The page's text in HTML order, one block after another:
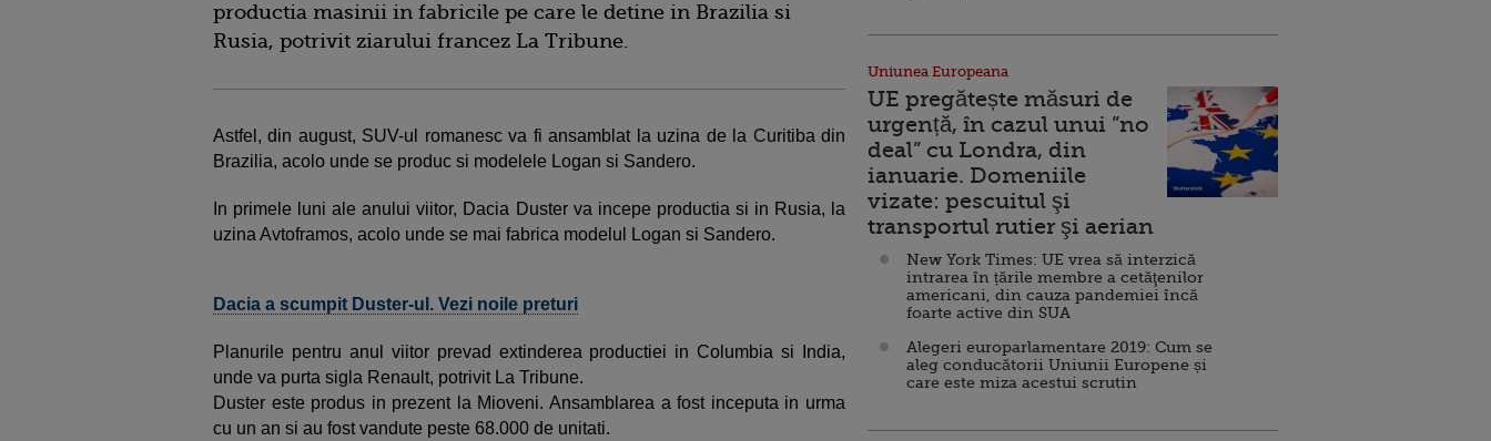
productia masinii in fabricile pe care le detine in Brazilia si
Rusia, potrivit ziarului francez La Tribune.
Astfel, din august, SUV-ul romanesc va fi ansamblat la uzina de la Curitiba din
Brazilia, acolo unde se produc si modelele Logan si Sandero.
In primele luni ale anului viitor, Dacia Duster va incepe productia si in Rusia, la
uzina Avtoframos, acolo unde se mai fabrica modelul Logan si Sandero.
Dacia a scumpit Duster-ul. Vezi noile preturi
Planurile pentru anul viitor prevad extinderea productiei in Columbia si India,
unde va purta sigla Renault, potrivit La Tribune.
Duster este produs in prezent la Mioveni. Ansamblarea a fost inceputa in urma
cu un an si au fost vandute peste 68.000 de unitati.
Uniunea Europeana
UE pregătește măsuri de
urgență, în cazul unui ”no
deal” cu Londra, din
ianuarie. Domeniile
vizate: pescuitul şi
transportul rutier şi aerian
New York Times: UE vrea să interzică
intrarea în țările membre a cetăţenilor
americani, din cauza pandemiei încă
foarte active din SUA
Alegeri europarlamentare 2019: Cum se
aleg conducătorii Uniunii Europene și
care este miza acestui scrutin